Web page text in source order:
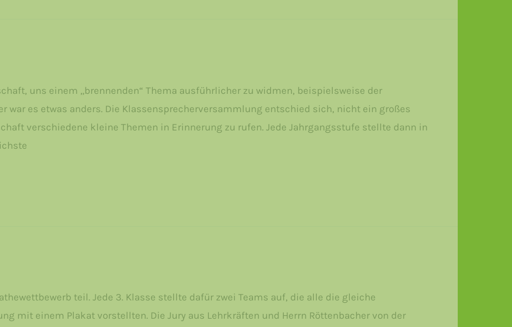
uns einem „brennenden“ Thema ausführlicher zu widmen, beispielsweise der
war es etwas anders. Die Klassensprecherversammlung entschied sich, nicht ein großes
verschiedene kleine Themen in Erinnerung zu rufen. Jede Jahrgangsstufe stellte dann in
teil. Jede 3. Klasse stellte dafür zwei Teams auf, die alle die gleiche
mit einem Plakat vorstellten. Die Jury aus Lehrkräften und Herrn Röttenbacher von der